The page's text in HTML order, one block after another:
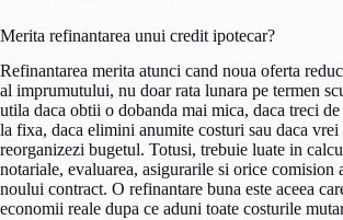
Merita refinantarea unui credit ipotecar?
Refinantarea merita atunci cand noua oferta
al imprumutului, nu doar rata lunara pe termen
utila daca obtii o dobanda mai mica, daca treci
la fixa, daca elimini anumite costuri sau daca vrei
reorganizezi bugetul. Totusi, trebuie luate in
notariale, evaluarea, asigurarile si orice comision
noului contract. O refinantare buna este aceea
economii reale dupa ce aduni toate costurile